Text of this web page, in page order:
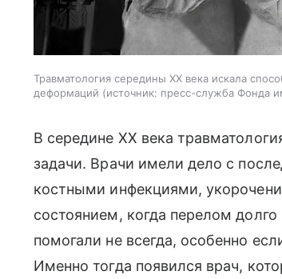
Травматология середины XX века искала
деформаций
источник: пресс-служба Фонда
В середине XX века
задачи. Врачи имели дело с
костными инфекциями,
состоянием, когда перелом долго
помогали не всегда, особенно
Именно тогда появился врач,